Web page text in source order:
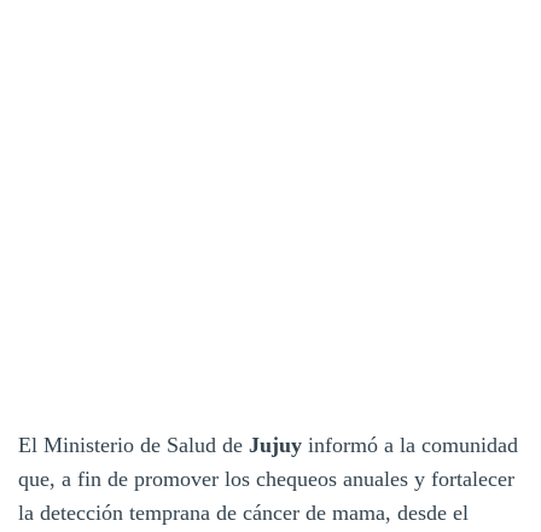
El Ministerio de Salud de Jujuy informó a la comunidad
que, a fin de promover los chequeos anuales y fortalecer
la detección temprana de cáncer de mama, desde el